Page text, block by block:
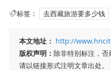
标签： 去西藏旅游要多少钱
本文地址： http://
版权声明： 除非特别标注，
请以链接形式注明文章出处。